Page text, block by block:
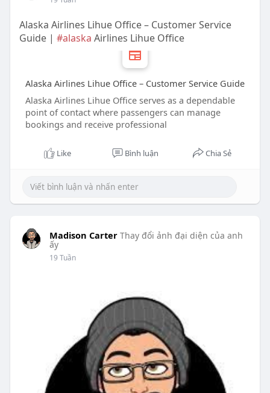
Alaska Airlines Lihue Office – Customer Service
Guide | #alaska Airlines Lihue Office
Alaska Airlines Lihue Office – Customer Service Guide
Alaska Airlines Lihue Office serves as a dependable
point of contact where passengers can manage
bookings and receive professional
Like Bình luận Chia Sẻ
Madison Carter Thay đổi ảnh đại diện của anh
ấy
19 Tuần